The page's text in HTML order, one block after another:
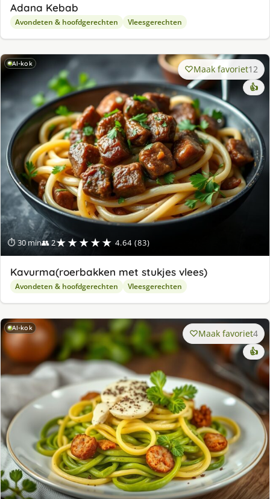
Adana Kebab
Avondeten & hoofdgerechten Vleesgerechten
AI-kok
⏱ 30 min👥 2★★★★★ 4.64 (83)
Maak favoriet12
👍
Kavurma(roerbakken met stukjes vlees)
Avondeten & hoofdgerechten Vleesgerechten
AI-kok Maak favoriet4
👍